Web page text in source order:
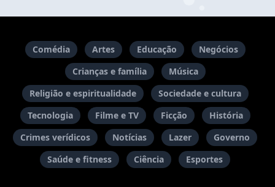
Comédia Artes Educação
Negócios
Crianças e família
Música
Religião e espiritualidade
Sociedade e cultura
Tecnologia
Filme e TV Ficção
História
Crimes verídicos
Notícias Lazer
Governo
Saúde e fitness
Ciência Esportes